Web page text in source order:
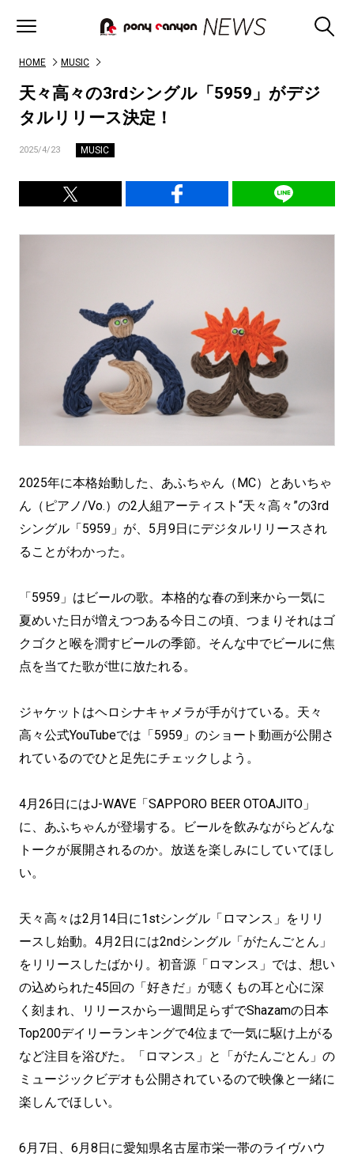
HOME MUSIC
天々高々の3rdシングル「5959」がデジ
タルリリース決定！
2025/4/23 MUSIC
2025年に本格始動した、あふちゃん（MC）とあいちゃ
ん（ピアノ/Vo.）の2⼈組アーティスト“天々高々”の3rd
シングル「5959」が、5月9日にデジタルリリースされ
ることがわかった。
「5959」はビールの歌。本格的な春の到来から一気に
夏めいた日が増えつつある今日この頃、つまりそれはゴ
クゴクと喉を潤すビールの季節。そんな中でビールに焦
点を当てた歌が世に放たれる。
ジャケットはヘロシナキャメラが手がけている。天々
高々公式YouTubeでは「5959」のショート動画が公開さ
れているのでひと足先にチェックしよう。
4月26日にはJ-WAVE「SAPPORO BEER OTOAJITO」
に、あふちゃんが登場する。ビールを飲みながらどんな
トークが展開されるのか。放送を楽しみにしていてほし
い。
天々高々は2月14日に1stシングル「ロマンス」をリリ
ースし始動。4月2日には2ndシングル「がたんごとん」
をリリースしたばかり。初音源「ロマンス」では、想い
の込められた45回の「好きだ」が聴くもの耳と心に深
く刻まれ、リリースから⼀週間⾜らずでShazamの⽇本
Top200デイリーランキングで4位まで⼀気に駆け上がる
など注⽬を浴びた。「ロマンス」と「がたんごとん」の
ミュージックビデオも公開されているので映像と一緒に
楽しんでほしい。
6月7日、6月8日に愛知県名古屋市栄一帯のライヴハウ